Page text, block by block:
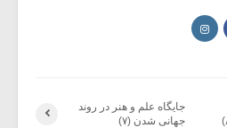
جایگاه علم و هنر در روند
جهانی شدن (۷)